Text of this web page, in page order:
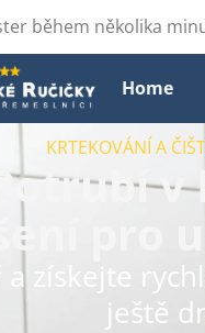
během několika
Home
KRTEKOVÁNÍ A
pro
získejte
ještě